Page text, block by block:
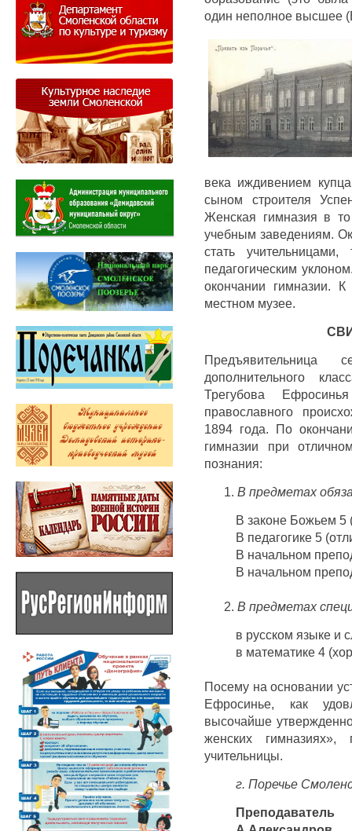
один неполное высшее
века иждивением
сыном строителя
Женская гимназия в
учебным заведениям.
стать
педагогическим
окончании гимназии.
местном музее.
Предъявительница
дополнительного
Трегубова
православного
1894 года. По
гимназии при
познания:
В предметах
В законе Божьем 5
В педагогике 5
В начальном
В начальном
В предметах
в русском языке и
в математике 4
Посему на основании
Ефросинье, как
высочайше
женских гимназиях»,
учительницы.
г. Поречье